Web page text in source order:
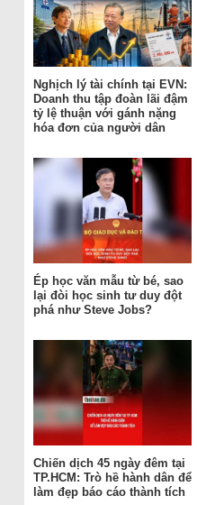
Nghịch lý tài chính tại EVN:
Doanh thu tập đoàn lãi đậm
tỷ lệ thuận với gánh nặng
hóa đơn của người dân
Ép học văn mẫu từ bé, sao
lại đòi học sinh tư duy đột
phá như Steve Jobs?
Chiến dịch 45 ngày đêm tại
TP.HCM: Trò hề hành dân để
làm đẹp báo cáo thành tích